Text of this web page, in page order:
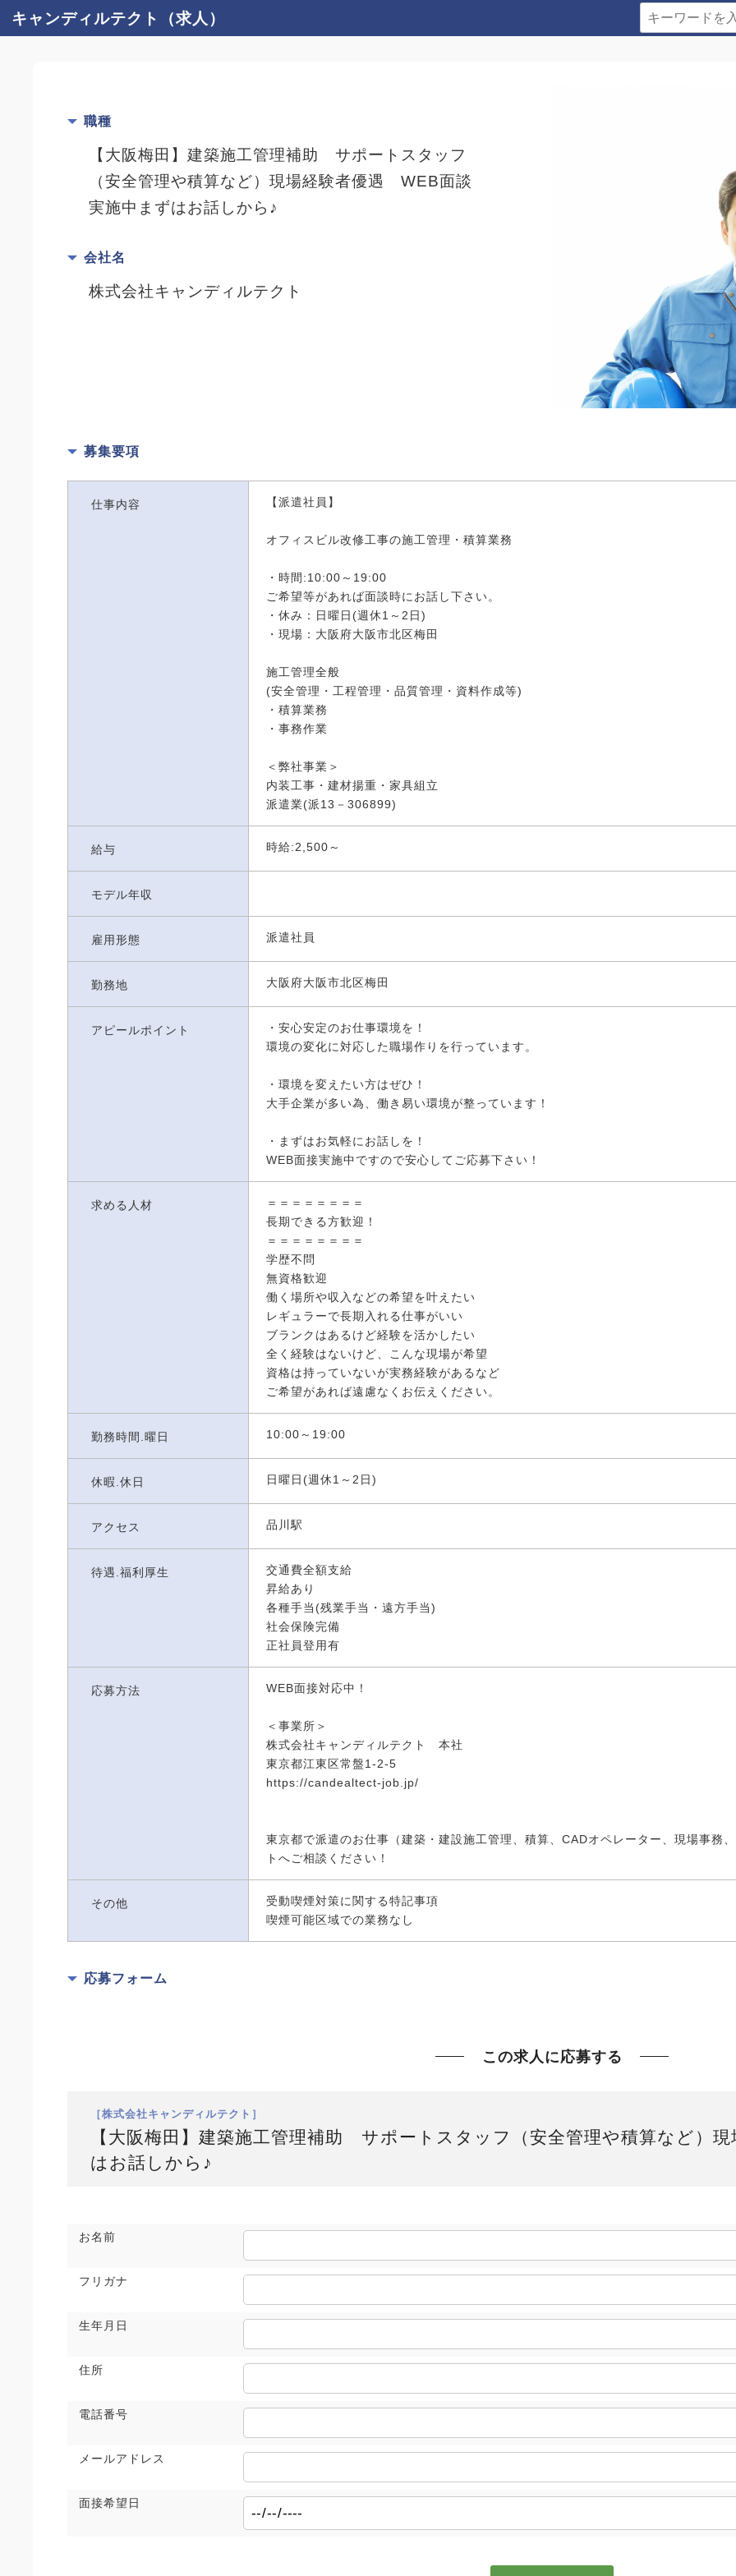
キャンディルテクト（求人）
職種
【大阪梅田】建築施工管理補助 サポートスタッフ
（安全管理や積算など）現場経験者優遇 WEB面談
実施中まずはお話しから♪
会社名
株式会社キャンディルテクト
募集要項
仕事内容 【派遣社員】
オフィスビル改修工事の施工管理・積算業務
・時間:10:00～19:00
ご希望等があれば面談時にお話し下さい。
・休み：日曜日(週休1～2日)
・現場：大阪府大阪市北区梅田
施工管理全般
(安全管理・工程管理・品質管理・資料作成等)
・積算業務
・事務作業
＜弊社事業＞
内装工事・建材揚重・家具組立
派遣業(派13－306899)
給与 時給:2,500～
モデル年収
雇用形態 派遣社員
勤務地 大阪府大阪市北区梅田
アピールポイント
・安心安定のお仕事環境を！
環境の変化に対応した職場作りを行っています。
・環境を変えたい方はぜひ！
大手企業が多い為、働き易い環境が整っています！
・まずはお気軽にお話しを！
WEB面接実施中ですので安心してご応募下さい！
求める人材
＝＝＝＝＝＝＝＝
長期できる方歓迎！
＝＝＝＝＝＝＝＝
学歴不問
無資格歓迎
働く場所や収入などの希望を叶えたい
レギュラーで長期入れる仕事がいい
ブランクはあるけど経験を活かしたい
全く経験はないけど、こんな現場が希望
資格は持っていないが実務経験があるなど
ご希望があれば遠慮なくお伝えください。
勤務時間.曜日 10:00～19:00
休暇.休日 日曜日(週休1～2日)
アクセス 品川駅
待遇.福利厚生
交通費全額支給
昇給あり
各種手当(残業手当・遠方手当)
社会保険完備
正社員登用有
応募方法 WEB面接対応中！
＜事業所＞
株式会社キャンディルテクト 本社
東京都江東区常盤1-2-5
https://candealtect-job.jp/
東京都で派遣のお仕事（建築・建設施工管理、積算、CADオペレーター、現場事務
トへご相談ください！
その他
受動喫煙対策に関する特記事項
喫煙可能区域での業務なし
応募フォーム
この求人に応募する
［株式会社キャンディルテクト］
【大阪梅田】建築施工管理補助 サポートスタッフ（安全管理や積算など）
はお話しから♪
お名前
フリガナ
生年月日
住所
電話番号
メールアドレス
面接希望日